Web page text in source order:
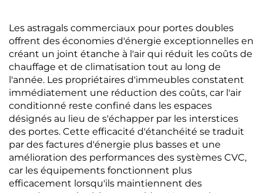
Les astragals commerciaux pour portes doubles
offrent des économies d'énergie exceptionnelles en
créant un joint étanche à l'air qui réduit les coûts de
chauffage et de climatisation tout au long de
l'année. Les propriétaires d'immeubles constatent
immédiatement une réduction des coûts, car l'air
conditionné reste confiné dans les espaces
désignés au lieu de s'échapper par les interstices
des portes. Cette efficacité d'étanchéité se traduit
par des factures d'énergie plus basses et une
amélioration des performances des systèmes CVC,
car les équipements fonctionnent plus
efficacement lorsqu'ils maintiennent des